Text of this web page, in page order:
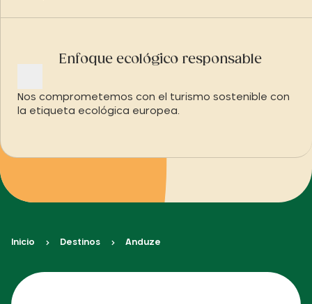
Enfoque ecológico responsable
Nos comprometemos con el turismo sostenible con
la etiqueta ecológica europea.
Inicio Destinos Anduze